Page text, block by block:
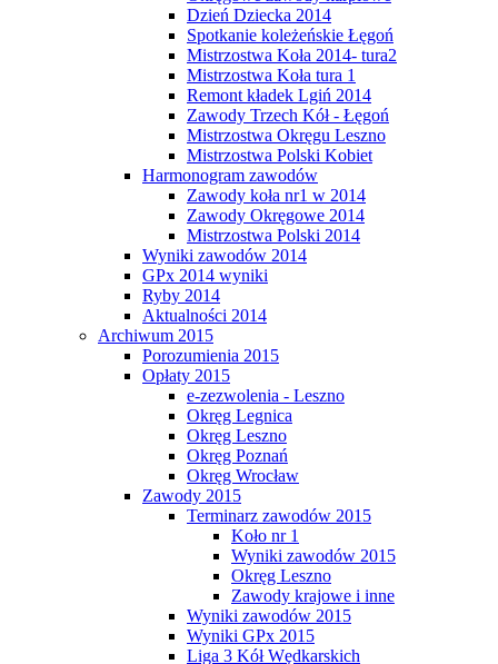
Dzień Dziecka 2014
Spotkanie koleżeńskie Łęgoń
Mistrzostwa Koła 2014- tura2
Mistrzostwa Koła tura 1
Remont kładek Lgiń 2014
Zawody Trzech Kół - Łęgoń
Mistrzostwa Okręgu Leszno
Mistrzostwa Polski Kobiet
Harmonogram zawodów
Zawody koła nr1 w 2014
Zawody Okręgowe 2014
Mistrzostwa Polski 2014
Wyniki zawodów 2014
GPx 2014 wyniki
Ryby 2014
Aktualności 2014
Archiwum 2015
Porozumienia 2015
Opłaty 2015
e-zezwolenia - Leszno
Okręg Legnica
Okręg Leszno
Okręg Poznań
Okręg Wrocław
Zawody 2015
Terminarz zawodów 2015
Koło nr 1
Wyniki zawodów 2015
Okręg Leszno
Zawody krajowe i inne
Wyniki zawodów 2015
Wyniki GPx 2015
Liga 3 Kół Wędkarskich